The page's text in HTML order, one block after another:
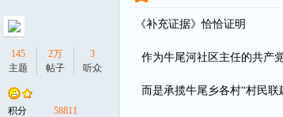
145
主题
2万
帖子
3
听众
积分
58811
《补充证据》恰恰证明
作为牛尾河社区主任的共产
而是承揽牛尾乡各村“村民联